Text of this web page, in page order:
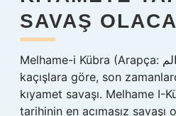
SAVAŞ
Melhame-i Kübra (Arapça: الم ocket), İslami
kaçışlara göre, son
kıyamet savaşı. Melhame I-
tarihinin en acımasız savaşı